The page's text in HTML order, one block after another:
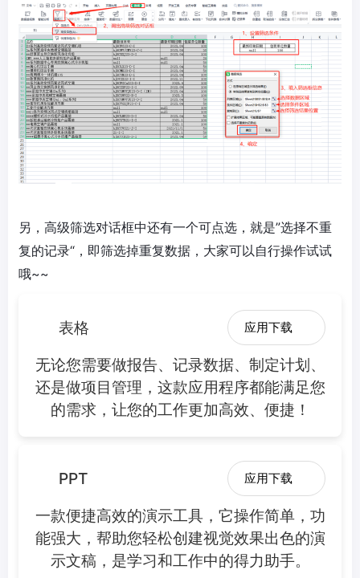
另，高级筛选对话框中还有一个可点选，就是”选择不重
复的记录“，即筛选掉重复数据，大家可以自行操作试试
哦~~
表格 应用下载
无论您需要做报告、记录数据、制定计划、
还是做项目管理，这款应用程序都能满足您
的需求，让您的工作更加高效、便捷！
PPT 应用下载
一款便捷高效的演示工具，它操作简单，功
能强大，帮助您轻松创建视觉效果出色的演
示文稿，是学习和工作中的得力助手。